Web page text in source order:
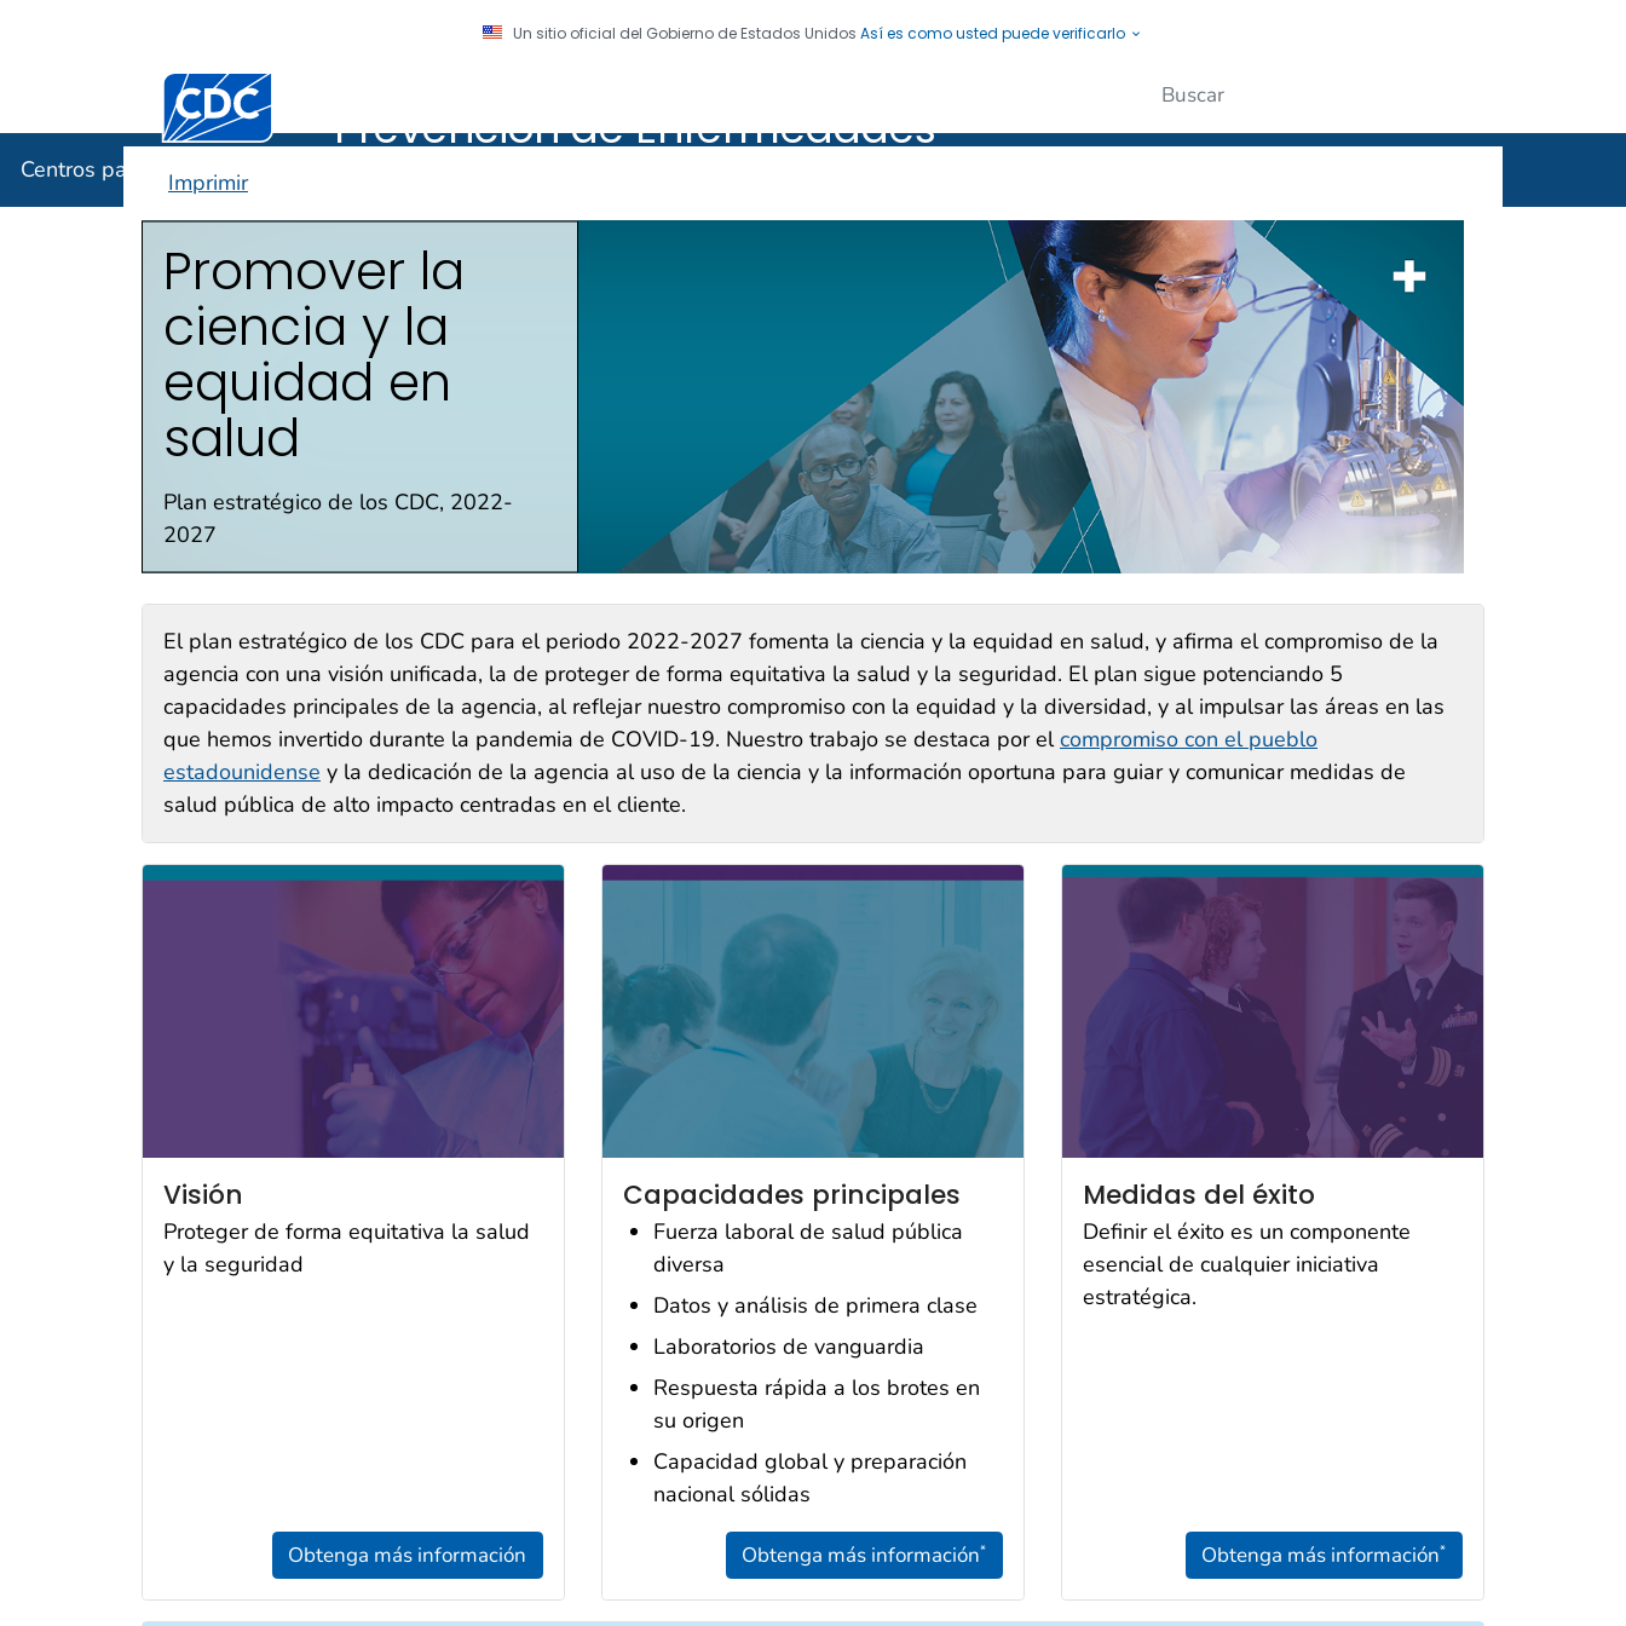
Un sitio oficial del Gobierno de Estados Unidos Así es como usted puede verificarlo
Centros para el Control y la Prevención de Enfermedades. CDC 24/7: Salvamos vidas. Protegemos a la gente.
Prevención de Enfermedades
Centros para el Control y la Prevención de Enfermedades
Plan estratégico de los CDC, 2022-2027
Imprimir
Promover la
ciencia y la
equidad en
salud
Plan estratégico de los CDC, 2022-
2027
El plan estratégico de los CDC para el periodo 2022-2027 fomenta la ciencia y la equidad en salud, y afirma el compromiso de la
agencia con una visión unificada, la de proteger de forma equitativa la salud y la seguridad. El plan sigue potenciando 5
capacidades principales de la agencia, al reflejar nuestro compromiso con la equidad y la diversidad, y al impulsar las áreas en las
que hemos invertido durante la pandemia de COVID-19. Nuestro trabajo se destaca por elcompromiso con el pueblo
estadounidense y la dedicación de la agencia al uso de la ciencia y la información oportuna para guiar y comunicar medidas de
salud pública de alto impacto centradas en el cliente.
Visión
Proteger de forma equitativa la salud
y la seguridad
Obtenga más información
Capacidades principales
Fuerza laboral de salud pública
diversa
Datos y análisis de primera clase
Laboratorios de vanguardia
Respuesta rápida a los brotes en
su origen
Capacidad global y preparación
nacional sólidas
Obtenga más información*
Medidas del éxito
Definir el éxito es un componente
esencial de cualquier iniciativa
estratégica.
Obtenga más información*